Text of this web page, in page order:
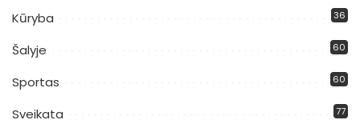
Kūryba 36
Šalyje 60
Sportas 60
Sveikata 77